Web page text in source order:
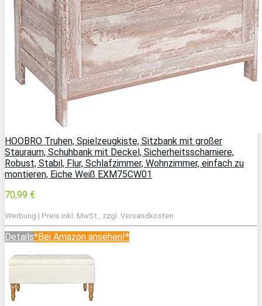
HOOBRO Truhen, Spielzeugkiste, Sitzbank mit großer
Stauraum, Schuhbank mit Deckel, Sicherheitsscharniere,
Robust, Stabil, Flur, Schlafzimmer, Wohnzimmer, einfach zu
montieren, Eiche Weiß EXM75CW01
70,99 €
Werbung | Preis inkl. MwSt., zzgl. Versandkosten
Details*Bei Amazon ansehen!*